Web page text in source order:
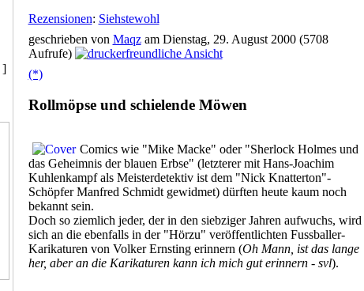
]
Rezensionen: Siehstewohl
geschrieben von Maqzam Dienstag, 29. August 2000 (5708
Aufrufe)
(*)
Rollmöpse und schielende Möwen
Comics wie "Mike Macke" oder "Sherlock Holmes und
das Geheimnis der blauen Erbse" (letzterer mit Hans-Joachim
Kuhlenkampf als Meisterdetektiv ist dem "Nick Knatterton"-
Schöpfer Manfred Schmidt gewidmet) dürften heute kaum noch
bekannt sein.
Doch so ziemlich jeder, der in den siebziger Jahren aufwuchs, wird
sich an die ebenfalls in der "Hörzu" veröffentlichten Fussballer-
Karikaturen von Volker Ernsting erinnern (Oh Mann, ist das lange
her, aber an die Karikaturen kann ich mich gut erinnern - svl).